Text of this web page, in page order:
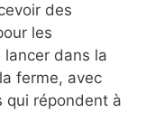
des
les
dans la
ferme, avec
qui répondent à